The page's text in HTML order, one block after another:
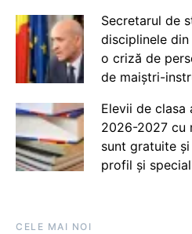
Secretarul de
disciplinele
o criză de
de maiștri-
Elevii de clasa
2026-2027 cu
sunt gratuite
profil și
CELE MAI NOI